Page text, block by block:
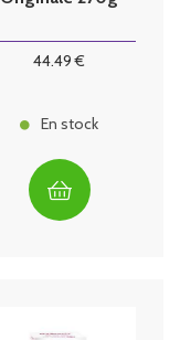
44.49 €
En stock